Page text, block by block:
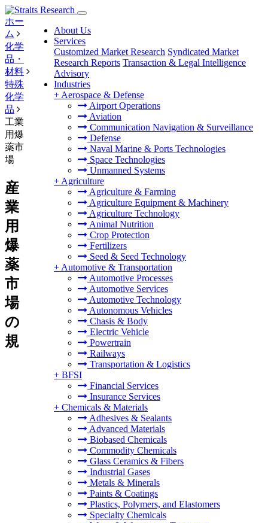
About Us
Services
Customized Market Research Syndicated Market
Research Reports Transaction & Legal Intelligence
Advisory
Industries
+ Aerospace & Defense
Airport Operations
Aviation
Communication Navigation & Surveillance
Defense
Naval Marine & Ports Technologies
Space Technologies
Unmanned Systems
+ Agriculture
Agriculture & Farming
Agriculture Equipment & Machinery
Agriculture Technology
Animal Nutrition
Crop Protection
Fertilizers
Seed & Seed Technology
+ Automotive & Transportation
Automotive Processes
Automotive Services
Automotive Technology
Autonomous Vehicles
Chasis & Body
Electric Vehicle
Powertrain
Railways
Transportation & Logistics
+ BFSI
Financial Services
Insurance Services
+ Chemicals & Materials
Adhesives & Sealants
Advanced Materials
Biobased Chemicals
Commodity Chemicals
Glass Ceramics & Fibers
Industrial Gases
Metals & Minerals
Paints & Coatings
Plastics, Polymers, and Elastomers
Specialty Chemicals
ホー
ム
化学
品・
材料
特殊
化学
品
工業
用爆
薬市
場
産
業
用
爆
薬
市
場
の
規